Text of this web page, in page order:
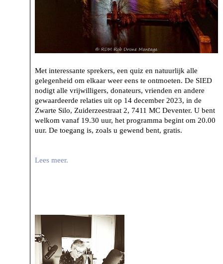
Met interessante sprekers, een quiz en natuurlijk alle
gelegenheid om elkaar weer eens te ontmoeten. De SIED
nodigt alle vrijwilligers, donateurs, vrienden en andere
gewaardeerde relaties uit op 14 december 2023, in de
Zwarte Silo, Zuiderzeestraat 2, 7411 MC Deventer. U bent
welkom vanaf 19.30 uur, het programma begint om 20.00
uur. De toegang is, zoals u gewend bent, gratis.
Lees meer.